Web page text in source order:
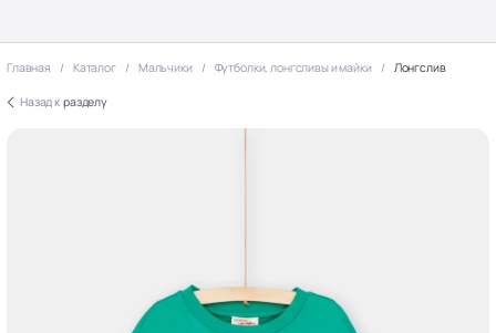
Главная Каталог Мальчики Футболки, лонгсливы и майки Лонгслив
Назад к разделу